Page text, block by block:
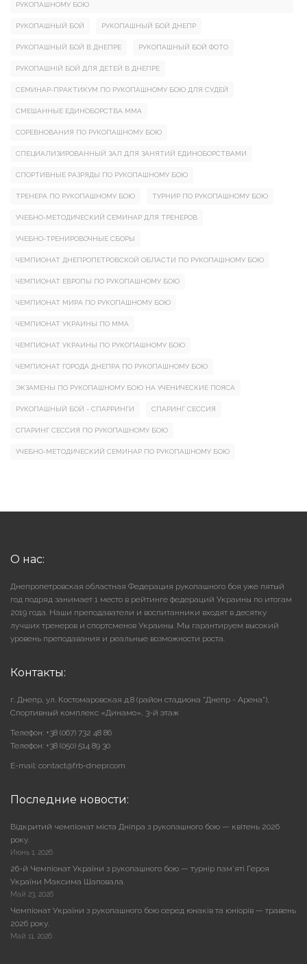
РУКОПАШНОМУ БОЮ
РУКОПАШНЫЙ БОЙ РУКОПАШНЫЙ БОЙ ДНЕПР
РУКОПАШНЫЙ БОЙ В ДНЕПРЕ РУКОПАШНЫЙ БОЙ ФОТО
РУКОПАШНІЙ БОЙ ДЛЯ ДЕТЕЙ В ДНЕПРЕ
СЕМИНАР-ПРАКТИКУМ ПО РУКОПАШНОМУ БОЮ ДЛЯ СУДЕЙ
СМЕШАННЫЕ ЕДИНОБОРСТВА ММА
СОРЕВНОВАНИЯ ПО РУКОПАШНОМУ БОЮ
СПЕЦИАЛИЗИРОВАННЫЙ ЗАЛ ДЛЯ ЗАНЯТИЙ ЕДИНОБОРСТВАМИ
СПОРТИВНЫЕ РАЗРЯДЫ ПО РУКОПАШНОМУ БОЮ
ТРЕНЕРА ПО РУКОПАШНОМУ БОЮ ТУРНИР ПО РУКОПАШНОМУ БОЮ
УЧЕБНО-МЕТОДИЧЕСКИЙ СЕМИНАР ДЛЯ ТРЕНЕРОВ
УЧЕБНО-ТРЕНИРОВОЧНЫЕ СБОРЫ
ЧЕМПИОНАТ ДНЕПРОПЕТРОВСКОЙ ОБЛАСТИ ПО РУКОПАШНОМУ БОЮ
ЧЕМПИОНАТ ЕВРОПЫ ПО РУКОПАШНОМУ БОЮ
ЧЕМПИОНАТ МИРА ПО РУКОПАШНОМУ БОЮ
ЧЕМПИОНАТ УКРАИНЫ ПО ММА
ЧЕМПИОНАТ УКРАИНЫ ПО РУКОПАШНОМУ БОЮ
ЧЕМПИОНАТ ГОРОДА ДНЕПРА ПО РУКОПАШНОМУ БОЮ
ЭКЗАМЕНЫ ПО РУКОПАШНОМУ БОЮ НА УЧЕНИЧЕСКИЕ ПОЯСА
РУКОПАШНЫЙ БОЙ - СПАРРИНГИ СПАРИНГ СЕССИЯ
СПАРИНГ СЕССИЯ ПО РУКОПАШНОМУ БОЮ
УЧЕБНО-МЕТОДИЧЕСКИЙ СЕМИНАР ПО РУКОПАШНОМУ БОЮ
О нас:
Днепропетровская областная Федерация рукопашного боя уже пятый
год подряд занимает 1 место в рейтинге федераций Украины по итогам
2019 года. Наши преподаватели и воспитанники входят в десятку
лучших тренеров и спортсменов Украины. Мы гарантируем высокий
уровень преподавания и реальные возможности роста.
Контакты:
г. Днепр, ул. Костомаровская д.8 (район стадиона "Днепр - Арена"),
Cпортивный комплекс «Динамо», 3-й этаж
Телефон: +38 (067) 732 48 86
Телефон: +38 (050) 514 89 30
E-mail: contact@frb-dnepr.com
Последние новости:
Відкритий чемпіонат міста Дніпра з рукопашного бою — квітень 2026
року.
Июнь 1, 2026
26-й Чемпіонат України з рукопашного бою — турнір пам’яті Героя
України Максима Шаповала.
Май 23, 2026
Чемпіонат України з рукопашного бою серед юнаків та юніорів — травень
2026 року.
Май 11, 2026